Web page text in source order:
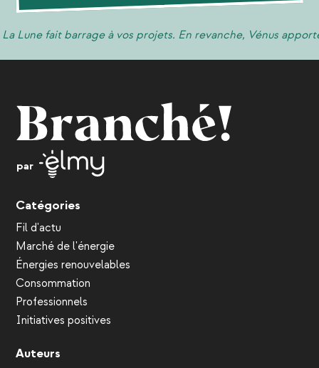
barrage à vos projets. En revanche, Vénus apporte de l’eau
par
Catégories
Fil d'actu
Marché de l'énergie
Énergies renouvelables
Consommation
Professionnels
Initiatives positives
Auteurs